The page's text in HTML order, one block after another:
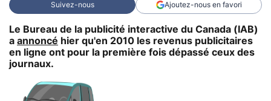
Suivez-nous Ajoutez-nous en favori
Le Bureau de la publicité interactive du Canada (IAB)
a annoncé hier qu'en 2010 les revenus publicitaires
en ligne ont pour la première fois dépassé ceux des
journaux.